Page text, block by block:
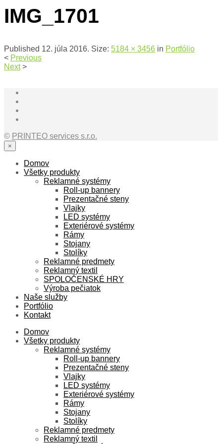
IMG_1701
Published 12. júla 2016. Size: 5184 × 3456 in Portfólio
< Previous
Next >
© PRINTEO services s.r.o.
×
Domov
Všetky produkty
Reklamné systémy
Roll-up bannery
Prezentačné steny
Vlajky
LED systémy
Exteriérové systémy
Rámy
Stojany
Stolíky
Reklamné predmety
Reklamný textil
SPOLOČENSKÉ HRY
Výroba pečiatok
Naše služby
Portfólio
Kontakt
Domov
Všetky produkty
Reklamné systémy
Roll-up bannery
Prezentačné steny
Vlajky
LED systémy
Exteriérové systémy
Rámy
Stojany
Stolíky
Reklamné predmety
Reklamný textil